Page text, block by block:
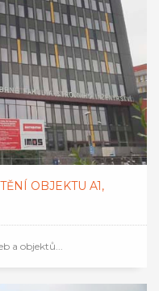
OBJEKTU A1,
a objektů...